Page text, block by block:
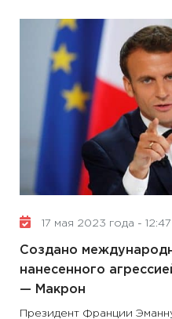
17 мая 2023 года - 12:47
Создано
нанесенного
— Макрон
Президент Франции